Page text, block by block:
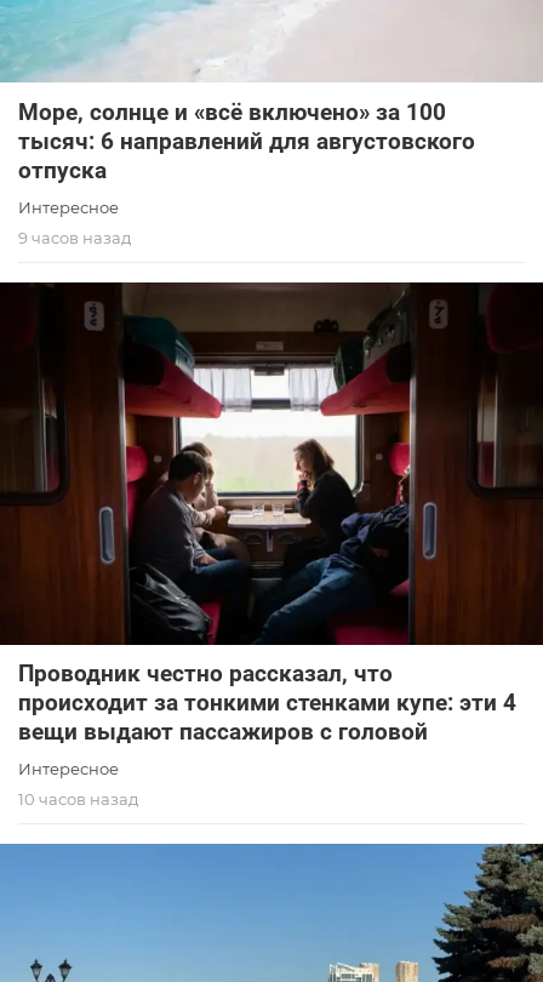
Море, солнце и «всё включено» за 100
тысяч: 6 направлений для августовского
отпуска
Интересное
9 часов назад
Проводник честно рассказал, что
происходит за тонкими стенками купе: эти 4
вещи выдают пассажиров с головой
Интересное
10 часов назад